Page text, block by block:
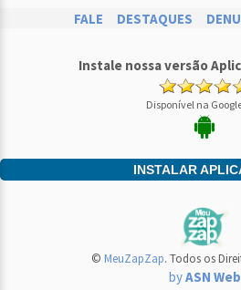
FALE DESTAQUES
Instale nossa versão
Disponível na
INSTALAR
© MeuZapZap. Todos os
byASN Web